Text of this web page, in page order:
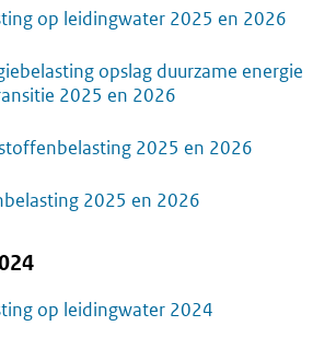
op leidingwater 2025 en 2026
opslag duurzame energie
2025 en 2026
2025 en 2026
2025 en 2026
op leidingwater 2024